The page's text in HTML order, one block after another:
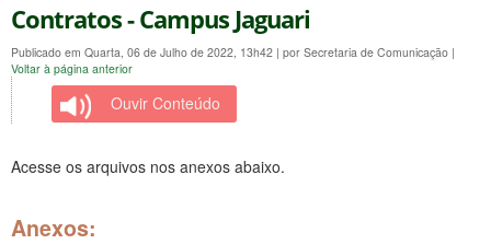
Contratos - Campus Jaguari
Publicado em Quarta, 06 de Julho de 2022, 13h42 | por Secretaria de Comunicação |
Voltar à página anterior
Ouvir Conteúdo
Acesse os arquivos nos anexos abaixo.
Anexos: